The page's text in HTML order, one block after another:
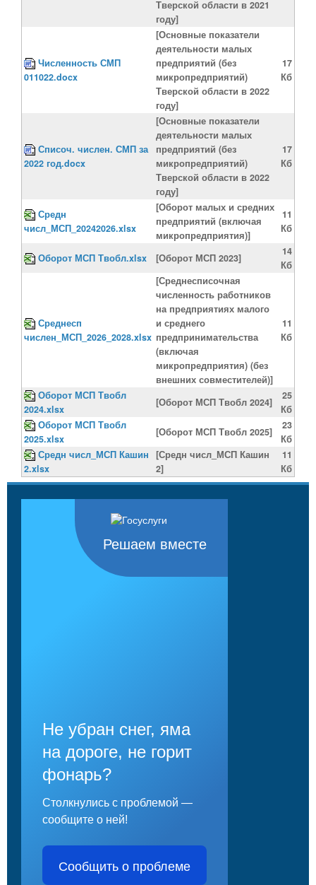
Тверской области в 2021
году]
Численность СМП
011022.docx
[Основные показатели
деятельности малых
предприятий (без
микропредприятий)
Тверской области в 2022
году]
17
Кб
Списоч. числен. СМП за
2022 год.docx
[Основные показатели
деятельности малых
предприятий (без
микропредприятий)
Тверской области в 2022
году]
17
Кб
Средн
числ_МСП_20242026.xlsx
[Оборот малых и средних
предприятий (включая
микропредприятия)]
11
Кб
Оборот МСП Твобл.xlsx [Оборот МСП 2023]
14
Кб
Среднесп
числен_МСП_2026_2028.xlsx
[Среднесписочная
численность работников
на предприятиях малого
и среднего
предпринимательства
(включая
микропредприятия) (без
внешних совместителей)]
11
Кб
Оборот МСП Твобл
2024.xlsx
[Оборот МСП Твобл 2024]
25
Кб
Оборот МСП Твобл
2025.xlsx
[Оборот МСП Твобл 2025]
23
Кб
Средн числ_МСП Кашин
2.xlsx
[Средн числ_МСП Кашин
2]
11
Кб
Решаем вместе
Не убран снег, яма
на дороге, не горит
фонарь?
Столкнулись с проблемой —
сообщите о ней!
Сообщить о проблеме